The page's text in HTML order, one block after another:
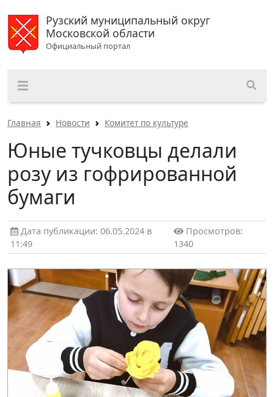
Рузский муниципальный округ
Московской области
Официальный портал
Главная Новости Комитет по культуре
Юные тучковцы делали
розу из гофрированной
бумаги
Дата публикации: 06.05.2024 в
11:49
Просмотров:
1340